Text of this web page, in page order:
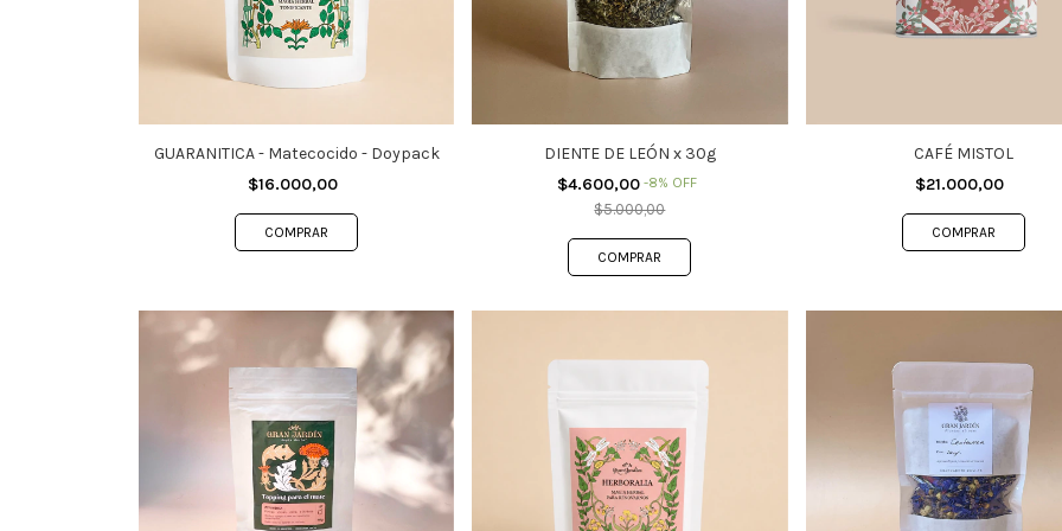
GUARANITICA - Matecocido - Doypack
$16.000,00
DIENTE DE LEÓN x 30g
$4.600,00-8% OFF
$5.000,00
CAFÉ MISTOL
$21.000,00